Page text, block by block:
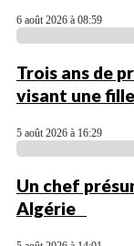
6 août 2026 à 08:59
Trois ans de
visant une
5 août 2026 à 16:29
Un chef
Algérie